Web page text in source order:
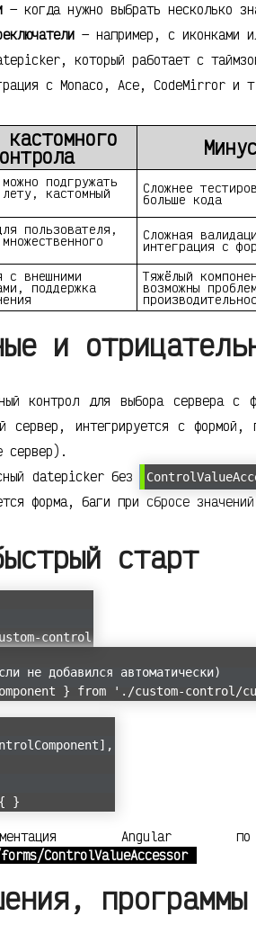
— когда нужно выбрать несколько
— например, с иконками
который работает с
с Monaco, Ace, CodeMirror и
кастомного
подгружать
кастомный Сложнее
больше кода
пользователя, Сложная
интеграция с
с внешними
поддержка
Тяжёлый
возможны
и
контрол для выбора сервера с
сервер, интегрируется с формой,
сервер).
datepicker без
форма, баги при сбросе
старт
control
не добавился автоматически)
} from './custom-control/
{ }
Angular
ControlValueAccessor